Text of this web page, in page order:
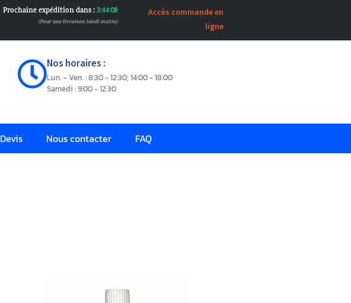
Prochaine expédition dans :3:44:07
(Pour une livraison lundi matin)
Accès commande en
ligne
Nos horaires :
Lun. - Ven. : 8:30 - 12:30; 14:00 - 18:00
Samedi : 9:00 - 12:30
Devis Nous contacter FAQ